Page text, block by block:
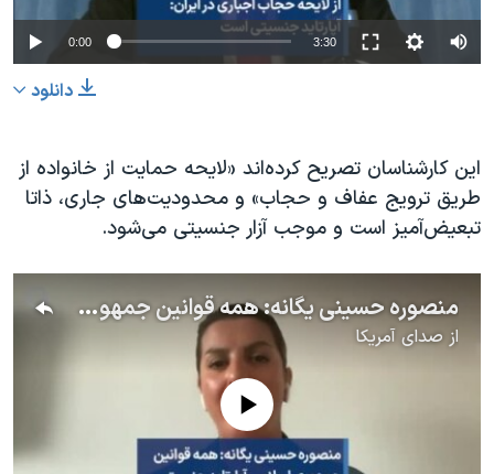
0:00 3:30
دانلود
این کارشناسان تصریح کرده‌اند «لایحه حمایت از خانواده از
طریق ترویج عفاف و حجاب» و محدودیت‌های جاری، ذاتا
تبعیض‌آمیز است و موجب آزار جنسیتی می‌شود.
منصوره حسینی یگانه: همه قوانین جمهوری اسلامی آپارتاید جنسیتی است، نه فقط لایحه حجاب و عفاف
از صدای آمریکا
No media source currently available